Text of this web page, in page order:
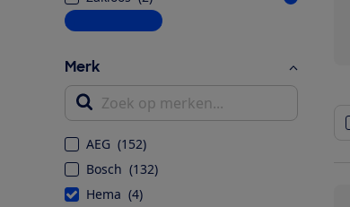
Meer informatie
Merk
Zoek op merken...
AEG (152)
Bosch (132)
Hema (4)